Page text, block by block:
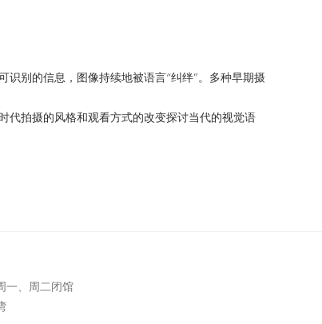
别的信息，图像持续地被语言“纠绊”。多种早期摄
代拍摄的风格和观看方式的改变探讨当代的视觉语
一、周二闭馆